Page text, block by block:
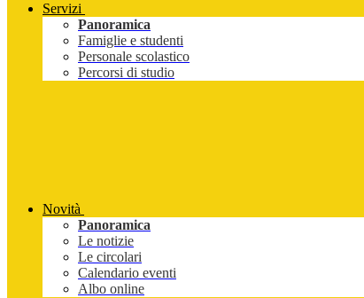
Servizi
Panoramica
Famiglie e studenti
Personale scolastico
Percorsi di studio
Novità
Panoramica
Le notizie
Le circolari
Calendario eventi
Albo online